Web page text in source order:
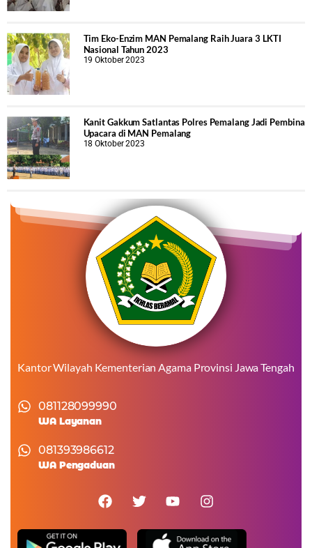
Tim Eko-Enzim MAN Pemalang Raih Juara 3 LKTI
Nasional Tahun 2023
19 Oktober 2023
Kanit Gakkum Satlantas Polres Pemalang Jadi Pembina
Upacara di MAN Pemalang
18 Oktober 2023
Kantor Wilayah Kementerian Agama Provinsi Jawa Tengah
081128099990
WA Layanan
081393986612
WA Pengaduan